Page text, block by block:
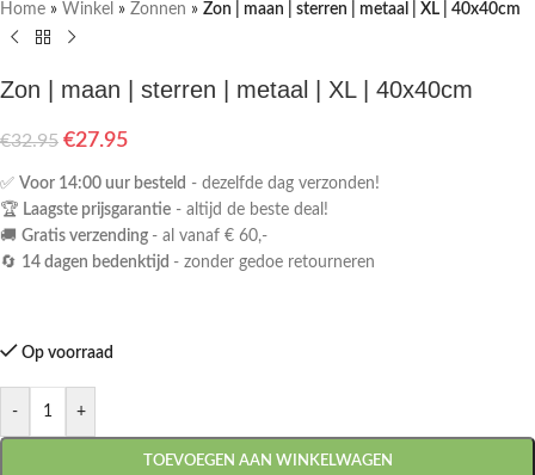
Home » Winkel » Zonnen » Zon | maan | sterren | metaal | XL | 40x40cm
Zon | maan | sterren | metaal | XL | 40x40cm
€32.95 €27.95
✅ Voor 14:00 uur besteld - dezelfde dag verzonden!
🏆 Laagste prijsgarantie - altijd de beste deal!
🚚 Gratis verzending - al vanaf € 60,-
🔄 14 dagen bedenktijd - zonder gedoe retourneren
Op voorraad
- +
TOEVOEGEN AAN WINKELWAGEN